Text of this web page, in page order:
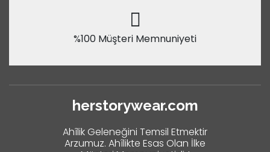
%100 Müşteri Memnuniyeti
herstorywear.com
Ahîlik Geleneğini Temsil Etmektir
Arzumuz. Ahîlikte Esas Olan İlke